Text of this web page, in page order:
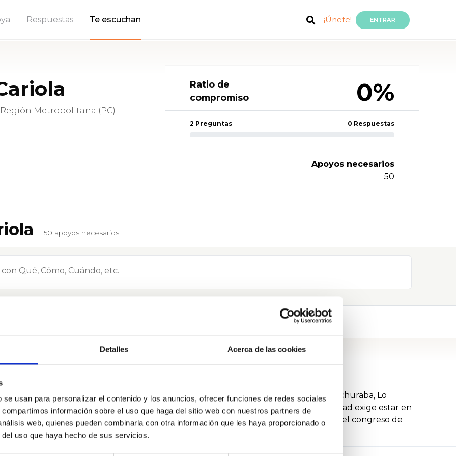
Detalles Acerca de las cookies
usan para personalizar el contenido y los anuncios, ofrecer funciones de redes sociales
información sobre el uso que haga del sitio web con nuestros partners de
web, quienes pueden combinarla con otra información que les haya proporcionado o
uso que haya hecho de sus servicios.
Respuestas Te escuchan ¡Únete! ENTRAR
Metropolitana (PC)
Ratio de
compromiso
0%
2 Preguntas 0 Respuestas
Apoyos necesarios
50
50 apoyos necesarios.
del Partido Comunista por Recoleta, Independencia, Conchalí, Renca, Huechuraba, Lo
de la Federación de Estudiantes de la Universidad de Concepción. La sociedad exige estar en
como sus legisladores y representantes tenemos el deber de abrir las puertas del congreso de
por eso aprovechemos esta instancia de dialogar y proponer.